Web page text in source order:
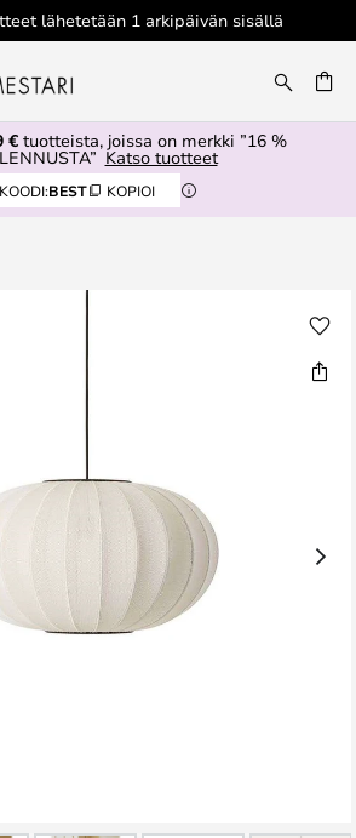
lähetetään 1 arkipäivän sisällä
€tuotteista, joissa on merkki ”16 %
Katso tuotteet
KOODI:BEST KOPIOI